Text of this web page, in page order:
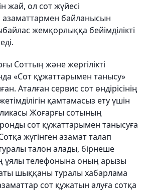
жай, ол сот жүйесі
азаматтармен байланысын
жемқорлыққа бейімділікті
Соттың және жергілікті
«Сот құжаттарымен танысу»
Аталған сервис сот өндірісінің
қамтамасыз ету үшін
Жоғарғы сотының
сот құжаттарымен танысуға
жүгінген азамат талап
талон алады, бірнеше
ұялы телефонына оның арызы
шыққаны туралы хабарлама
сот құжатын алуға сотқа